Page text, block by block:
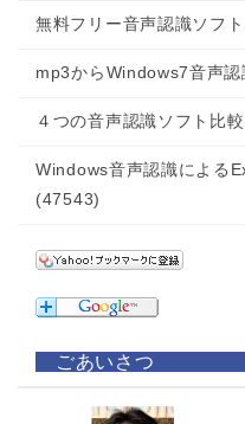
無料フリー音声認識ソフ
mp3からWindows7音声
４つの音声認識ソフト比較
Windows音声認識による
(47543)
ごあいさつ